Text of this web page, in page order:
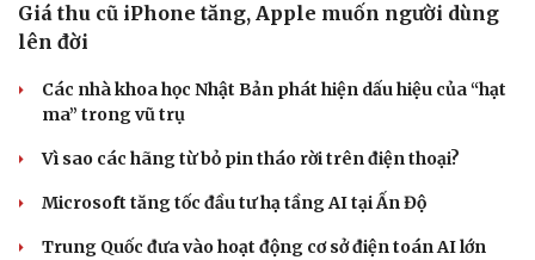
Giá thu cũ iPhone tăng, Apple muốn người dùng
lên đời
Các nhà khoa học Nhật Bản phát hiện dấu hiệu của “hạt
ma” trong vũ trụ
Vì sao các hãng từ bỏ pin tháo rời trên điện thoại?
Microsoft tăng tốc đầu tư hạ tầng AI tại Ấn Độ
Trung Quốc đưa vào hoạt động cơ sở điện toán AI lớn